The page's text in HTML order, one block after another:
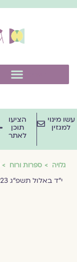
לתוכן
עשו מינוי
למגזין
הציעו
תוכן
לאתר
גלויה ספרות ורוח
י״ד באלול תשפ״ג 31.8.2023